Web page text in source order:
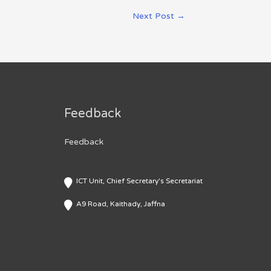
Next Post →
Feedback
Feedback
ICT Unit, Chief Secretary's Secretariat
A9 Road, Kaithady, Jaffna